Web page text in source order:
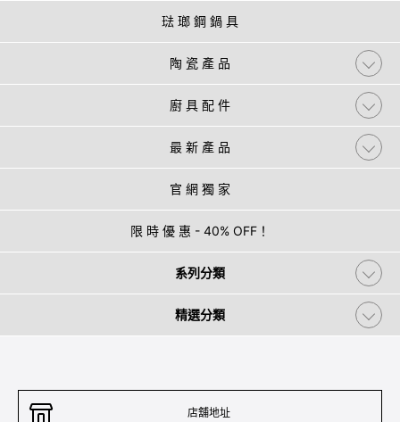
琺 瑯 鋼 鍋 具
陶 瓷 產 品
廚 具 配 件
最 新 產 品
官 網 獨 家
限 時 優 惠 - 40% OFF！
系列分類
精選分類
店舖地址